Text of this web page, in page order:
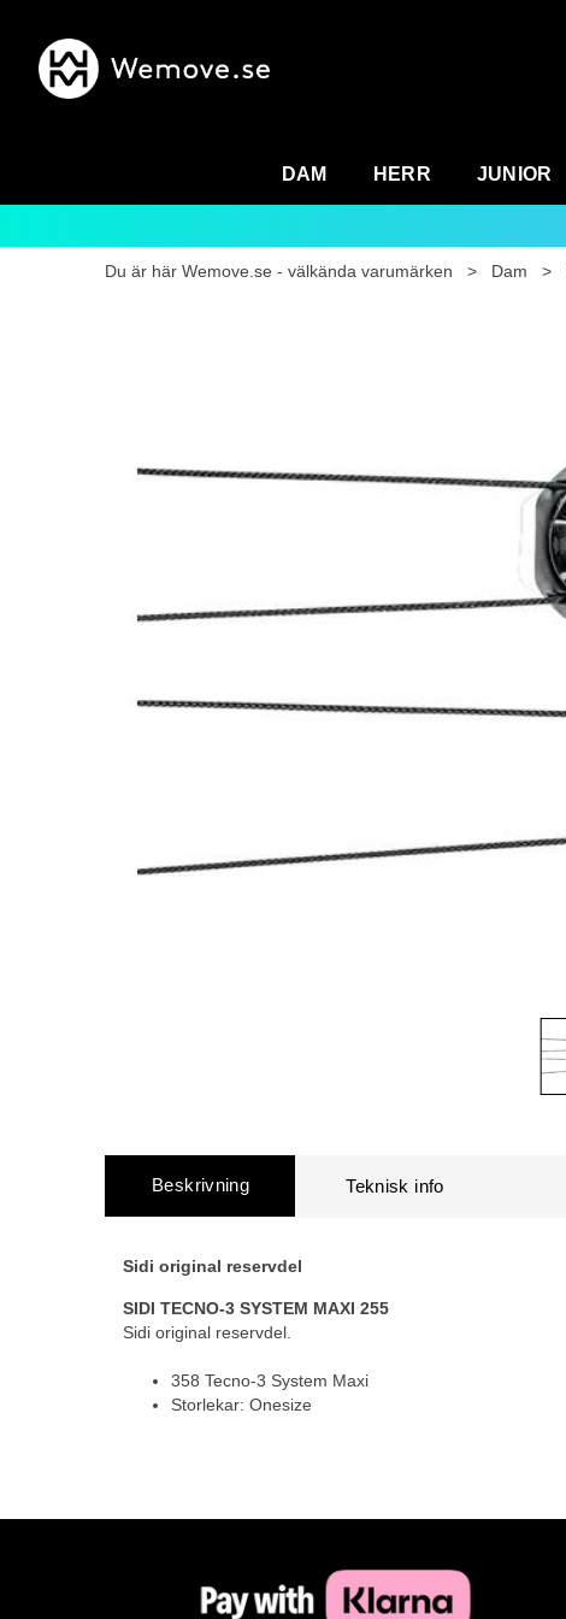
DAM HERR JUNIOR
Du är här Wemove.se - välkända varumärken > Dam >
Beskrivning
Sidi original reservdel
SIDI TECNO-3 SYSTEM MAXI 255
Sidi original reservdel.
358 Tecno-3 System Maxi
Storlekar: Onesize